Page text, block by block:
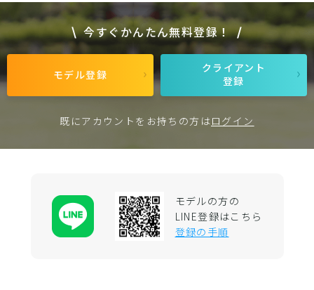
今すぐかんたん無料登録！
モデル登録
クライアント
登録
既にアカウントをお持ちの方はログイン
モデルの方の
LINE登録はこちら
登録の手順